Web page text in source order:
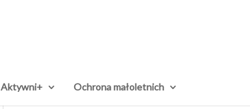
Aktywni+ Ochrona małoletnich